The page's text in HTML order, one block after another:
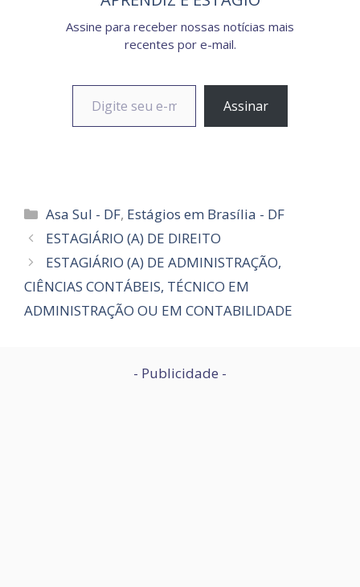
Assine para receber nossas notícias mais
recentes por e-mail.
Digite seu e-mail…
Assinar
Categorias
Asa Sul - DF, Estágios em Brasília - DF
ESTAGIÁRIO (A) DE DIREITO
ESTAGIÁRIO (A) DE ADMINISTRAÇÃO,
CIÊNCIAS CONTÁBEIS, TÉCNICO EM
ADMINISTRAÇÃO OU EM CONTABILIDADE
- Publicidade -